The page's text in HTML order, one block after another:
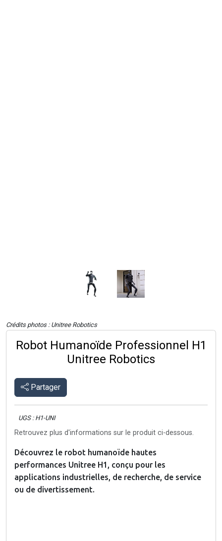
Crédits photos : Unitree Robotics
Robot Humanoïde Professionnel H1
Unitree Robotics
Partager
UGS : H1-UNI
Retrouvez plus d'informations sur le produit ci-dessous.
Découvrez le robot humanoïde hautes
performances Unitree H1, conçu pour les
applications industrielles, de recherche, de service
ou de divertissement.